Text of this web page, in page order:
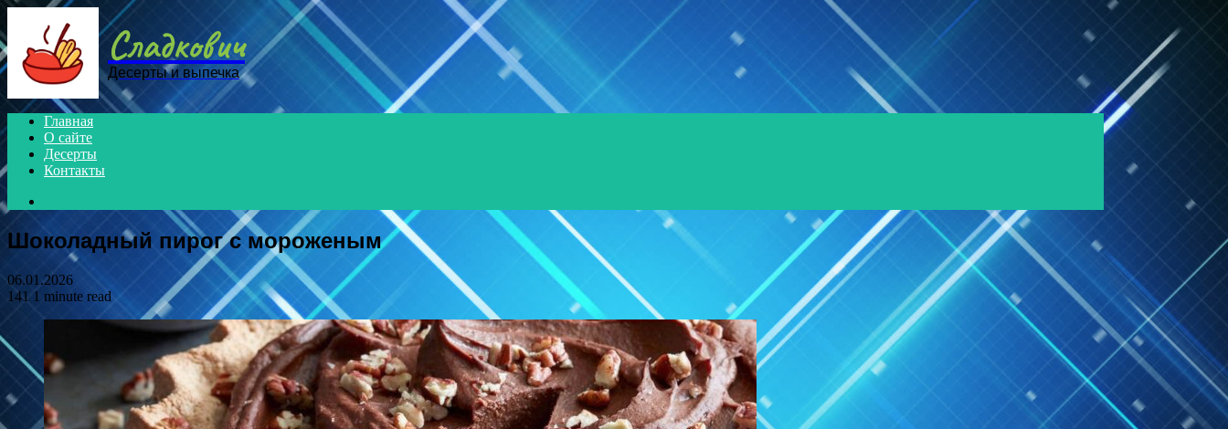
Сладкович
Десерты и выпечка
Главная
О сайте
Десерты
Контакты
for
Шоколадный пирог с мороженым
06.01.2026
141 1 minute read